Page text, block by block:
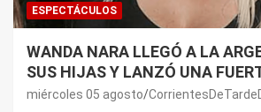
ESPECTÁCULOS
WANDA NARA LLEGÓ A LA
SUS HIJAS Y LANZÓ UNA
PREMONICIÓN SOBRE MAURO
miércoles 05 agosto